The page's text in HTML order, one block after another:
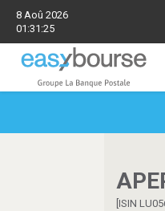
8 Aoû 2026
01:31:25
[ISIN